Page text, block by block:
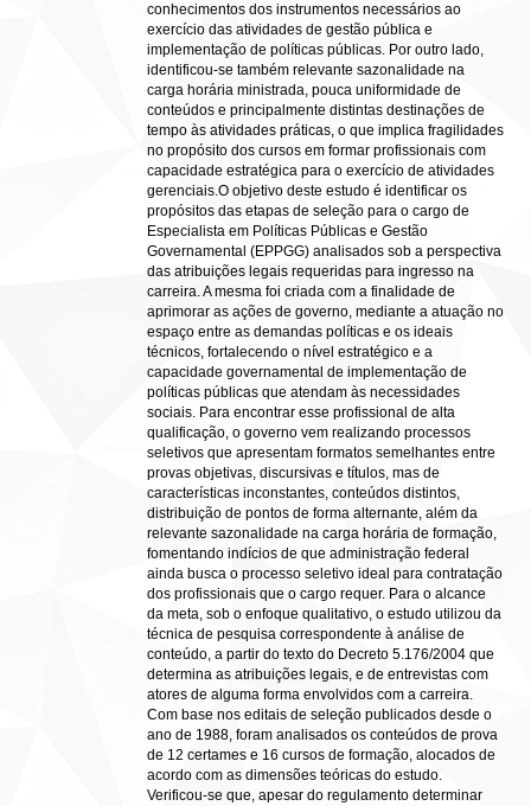
conhecimentos dos instrumentos necessários ao
exercício das atividades de gestão pública e
implementação de políticas públicas. Por outro lado,
identificou-se também relevante sazonalidade na
carga horária ministrada, pouca uniformidade de
conteúdos e principalmente distintas destinações de
tempo às atividades práticas, o que implica fragilidades
no propósito dos cursos em formar profissionais com
capacidade estratégica para o exercício de atividades
gerenciais.O objetivo deste estudo é identificar os
propósitos das etapas de seleção para o cargo de
Especialista em Políticas Públicas e Gestão
Governamental (EPPGG) analisados sob a perspectiva
das atribuições legais requeridas para ingresso na
carreira. A mesma foi criada com a finalidade de
aprimorar as ações de governo, mediante a atuação no
espaço entre as demandas políticas e os ideais
técnicos, fortalecendo o nível estratégico e a
capacidade governamental de implementação de
políticas públicas que atendam às necessidades
sociais. Para encontrar esse profissional de alta
qualificação, o governo vem realizando processos
seletivos que apresentam formatos semelhantes entre
provas objetivas, discursivas e títulos, mas de
características inconstantes, conteúdos distintos,
distribuição de pontos de forma alternante, além da
relevante sazonalidade na carga horária de formação,
fomentando indícios de que administração federal
ainda busca o processo seletivo ideal para contratação
dos profissionais que o cargo requer. Para o alcance
da meta, sob o enfoque qualitativo, o estudo utilizou da
técnica de pesquisa correspondente à análise de
conteúdo, a partir do texto do Decreto 5.176/2004 que
determina as atribuições legais, e de entrevistas com
atores de alguma forma envolvidos com a carreira.
Com base nos editais de seleção publicados desde o
ano de 1988, foram analisados os conteúdos de prova
de 12 certames e 16 cursos de formação, alocados de
acordo com as dimensões teóricas do estudo.
Verificou-se que, apesar do regulamento determinar